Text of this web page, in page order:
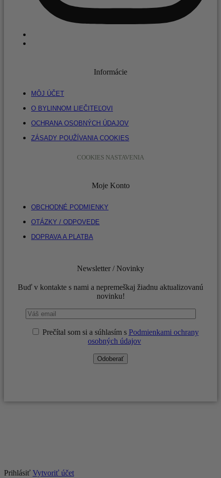
Informácie
MÔJ ÚČET
O BYLINNOM LIEČITEĽOVI
OCHRANA OSOBNÝCH ÚDAJOV
ZÁSADY POUŽÍVANIA COOKIES
COOKIES NASTAVENIA
Moje Konto
OBCHODNÉ PODMIENKY
OTÁZKY / ODPOVEDE
DOPRAVA A PLATBA
Newsletter / Novinky
Buď v kontakte s nami a nepremeškaj žiadnu aktualizovanú
novinku!
Prečítal som si a súhlasím s Podmienkami ochrany
osobných údajov
Prihlásiť Vytvoriť účet